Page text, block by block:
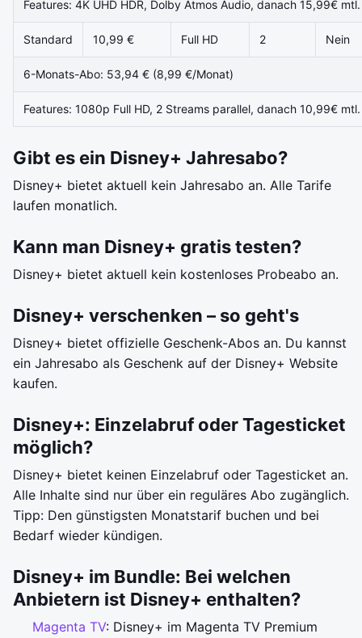
Features: 4K UHD HDR, Dolby Atmos Audio, danach 15,99€ mtl.
Standard 10,99 € Full HD 2 Nein
6-Monats-Abo: 53,94 € (8,99 €/Monat)
Features: 1080p Full HD, 2 Streams parallel, danach 10,99€ mtl.
Gibt es ein Disney+ Jahresabo?
Disney+ bietet aktuell kein Jahresabo an. Alle Tarife
laufen monatlich.
Kann man Disney+ gratis testen?
Disney+ bietet aktuell kein kostenloses Probeabo an.
Disney+ verschenken – so geht's
Disney+ bietet offizielle Geschenk-Abos an. Du kannst
ein Jahresabo als Geschenk auf der Disney+ Website
kaufen.
Disney+: Einzelabruf oder Tagesticket
möglich?
Disney+ bietet keinen Einzelabruf oder Tagesticket an.
Alle Inhalte sind nur über ein reguläres Abo zugänglich.
Tipp: Den günstigsten Monatstarif buchen und bei
Bedarf wieder kündigen.
Disney+ im Bundle: Bei welchen
Anbietern ist Disney+ enthalten?
Magenta TV: Disney+ im Magenta TV Premium